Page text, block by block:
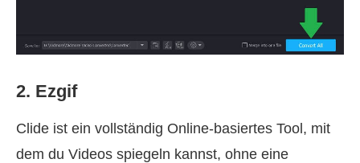
2. Ezgif
Clide ist ein vollständig Online-basiertes Tool, mit
dem du Videos spiegeln kannst, ohne eine